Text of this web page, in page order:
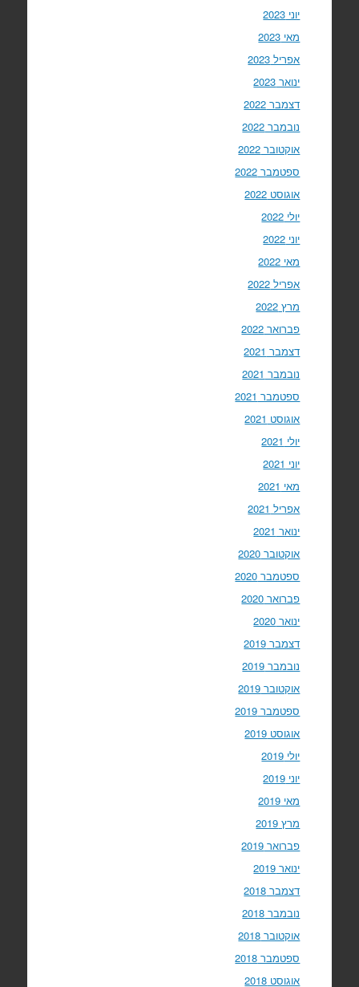
יוני 2023
מאי 2023
אפריל 2023
ינואר 2023
דצמבר 2022
נובמבר 2022
אוקטובר 2022
ספטמבר 2022
אוגוסט 2022
יולי 2022
יוני 2022
מאי 2022
אפריל 2022
מרץ 2022
פברואר 2022
דצמבר 2021
נובמבר 2021
ספטמבר 2021
אוגוסט 2021
יולי 2021
יוני 2021
מאי 2021
אפריל 2021
ינואר 2021
אוקטובר 2020
ספטמבר 2020
פברואר 2020
ינואר 2020
דצמבר 2019
נובמבר 2019
אוקטובר 2019
ספטמבר 2019
אוגוסט 2019
יולי 2019
יוני 2019
מאי 2019
מרץ 2019
פברואר 2019
ינואר 2019
דצמבר 2018
נובמבר 2018
אוקטובר 2018
ספטמבר 2018
אוגוסט 2018